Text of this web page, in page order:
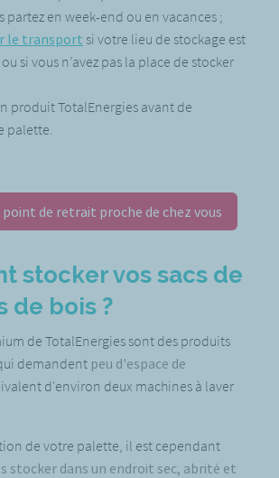
partez en week-end ou en vacances ;
le transport si votre lieu de stockage est
si vous n’avez pas la place de stocker
produit TotalEnergies avant de
palette.
point de retrait proche de chez vous
stocker vos sacs de
de bois ?
de TotalEnergies sont des produits
demandent peu d'espace de
d'environ deux machines à laver
de votre palette, il est cependant
stocker dans un endroit sec, abrité et